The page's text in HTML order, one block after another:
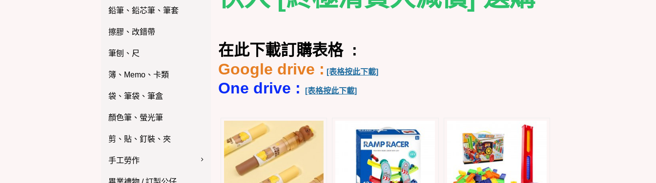
鉛筆、鉛芯筆、筆套
擦膠、改錯帶
筆刨、尺
簿、Memo、卡類
袋、筆袋、筆盒
顏色筆、螢光筆
剪、貼、釘裝、夾
手工勞作
在此下載訂購表格 :
Google drive : [表格按此下載]
One drive : [表格按此下載]